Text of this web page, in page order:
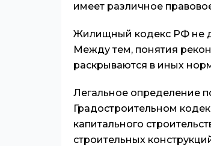
имеет различное
Жилищный кодекс РФ не
Между тем, понятия
раскрываются в иных
Легальное определение
Градостроительном
капитального
строительных